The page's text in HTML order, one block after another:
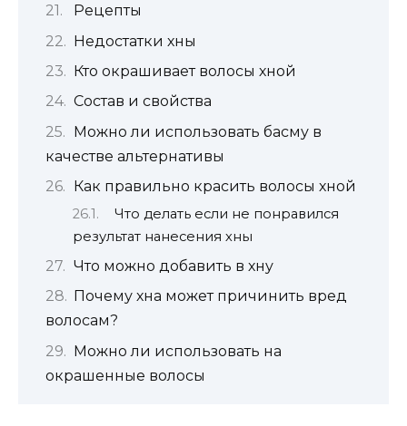
Рецепты
Недостатки хны
Кто окрашивает волосы хной
Состав и свойства
Можно ли использовать басму в
качестве альтернативы
Как правильно красить волосы хной
Что делать если не понравился
результат нанесения хны
Что можно добавить в хну
Почему хна может причинить вред
волосам?
Можно ли использовать на
окрашенные волосы